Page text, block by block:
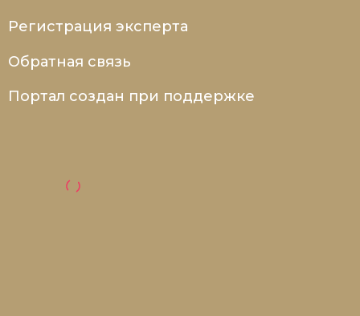
Регистрация эксперта
Обратная связь
Портал создан при поддержке